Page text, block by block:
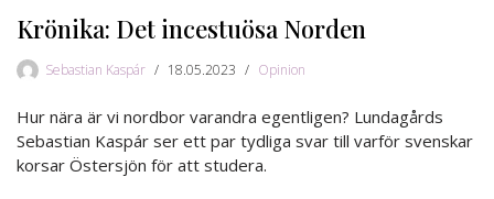
Krönika: Det incestuösa Norden
Sebastian Kaspár 18.05.2023 Opinion
Hur nära är vi nordbor varandra egentligen? Lundagårds
Sebastian Kaspár ser ett par tydliga svar till varför svenskar
korsar Östersjön för att studera.